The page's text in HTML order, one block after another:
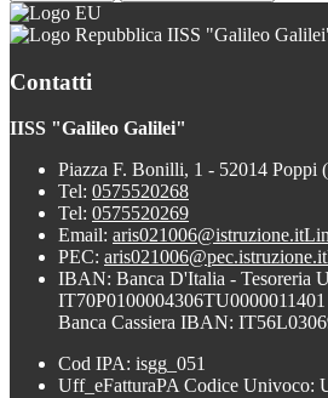
IISS "Galileo
Contatti
IISS "Galileo Galilei"
Piazza F. Bonilli, 1 - 52014 Poppi
Tel: 0575520268
Tel: 0575520269
Email: aris021006@istruzione.it
PEC: aris021006@pec.istruzione.it
IBAN: Banca D'Italia - Tesoreria
Banca Cassiera IBAN:
Cod IPA: isgg_051
Uff_eFatturaPA Codice Univoco: